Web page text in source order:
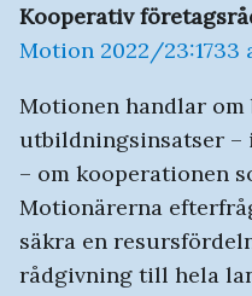
Kooperativ
Motion 2022/23:1733
Motionen handlar om
utbildningsinsatser –
– om kooperationen
Motionärerna
säkra en
rådgivning till hela